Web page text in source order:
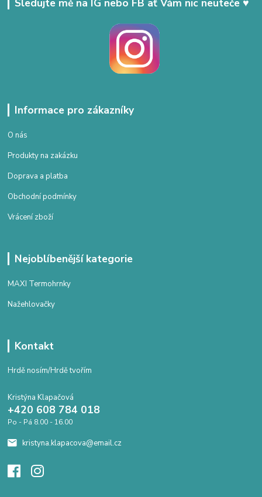
Sledujte mě na IG nebo FB ať Vám nic neuteče ♥
Informace pro zákazníky
O nás
Produkty na zakázku
Doprava a platba
Obchodní podmínky
Vrácení zboží
Nejoblíbenější kategorie
MAXI Termohrnky
Nažehlovačky
Kontakt
Hrdě nosím/Hrdě tvořím
Kristýna Klapačová
+420 608 784 018
Po - Pá 8.00 - 16.00
kristyna.klapacova@email.cz